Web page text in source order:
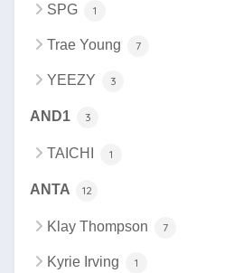
SPG 1
Trae Young 7
YEEZY 3
AND1 3
TAICHI 1
ANTA 12
Klay Thompson 7
Kyrie Irving 1